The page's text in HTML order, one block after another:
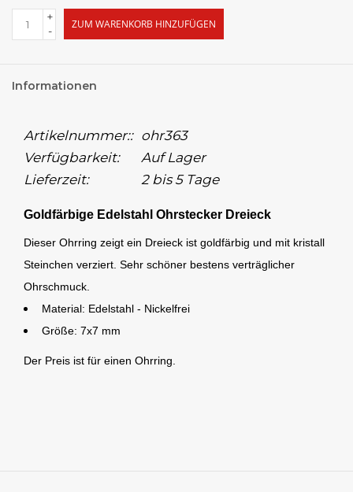
+
-
ZUM WARENKORB HINZUFÜGEN
Informationen
Artikelnummer:: ohr363
Verfügbarkeit:
Auf Lager
Lieferzeit:
2 bis 5 Tage
Goldfärbige Edelstahl Ohrstecker Dreieck
Dieser Ohrring zeigt ein Dreieck ist goldfärbig und mit kristall
Steinchen verziert. Sehr schöner bestens verträglicher
Ohrschmuck.
Material: Edelstahl - Nickelfrei
Größe: 7x7 mm
Der Preis ist für einen Ohrring.